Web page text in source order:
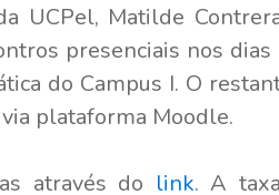
UCPel, Matilde
presenciais nos
do Campus I. O
plataforma Moodle.
através do link. A